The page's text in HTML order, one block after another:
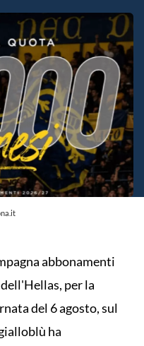
abbonamenti
per la
del 6 agosto, sul
ha